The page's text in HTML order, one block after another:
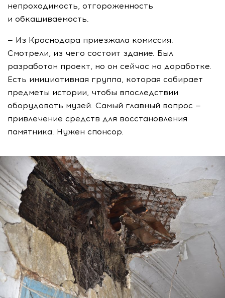
непроходимость, отгороженность
и обкашиваемость.
— Из Краснодара приезжала комиссия.
Смотрели, из чего состоит здание. Был
разработан проект, но он сейчас на доработке.
Есть инициативная группа, которая собирает
предметы истории, чтобы впоследствии
оборудовать музей. Самый главный вопрос —
привлечение средств для восстановления
памятника. Нужен спонсор.